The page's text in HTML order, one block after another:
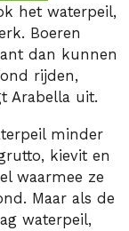
het waterpeil,
Boeren
dan kunnen
rijden,
Arabella uit.
minder
kievit en
waarmee ze
Maar als de
waterpeil,